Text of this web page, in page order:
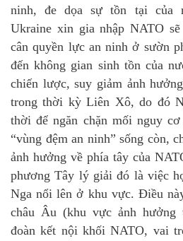
ninh, đe dọa sự tồn tại của
Ukraine xin gia nhập NATO
cân quyền lực an ninh ở sườn
đến không gian sinh tồn của
chiến lược, suy giảm ảnh
trong thời kỳ Liên Xô, do đó
thời để ngăn chặn mối nguy
“vùng đệm an ninh” sống còn,
ảnh hưởng về phía tây của
phương Tây lý giải đó là việc
Nga nổi lên ở khu vực. Điều
châu Âu (khu vực ảnh hưởng
đoàn kết nội khối NATO, vai